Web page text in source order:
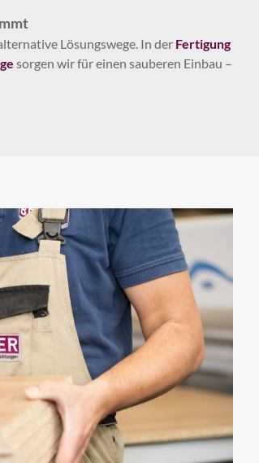
Lösungswege. In der Fertigung
sorgen wir für einen sauberen Einbau –